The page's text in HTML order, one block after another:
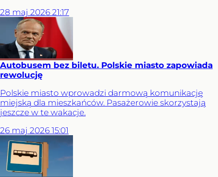
28 maj 2026 21:17
Autobusem bez biletu. Polskie miasto zapowiada
rewolucję
Polskie miasto wprowadzi darmową komunikację
miejską dla mieszkańców. Pasażerowie skorzystają
jeszcze w te wakacje.
26 maj 2026 15:01